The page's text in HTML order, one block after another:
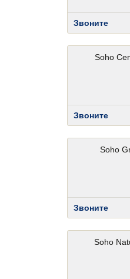
Звоните
Soho
Звоните
Soho
Звоните
Soho